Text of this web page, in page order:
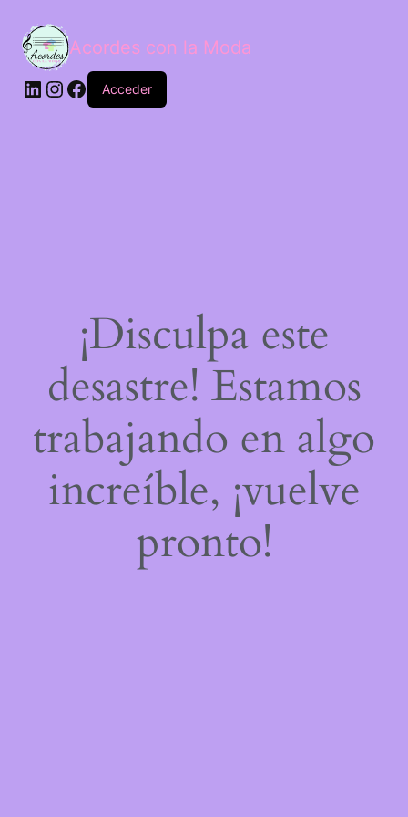
Acordes con la Moda
Acceder
¡Disculpa este
desastre! Estamos
trabajando en algo
increíble, ¡vuelve
pronto!